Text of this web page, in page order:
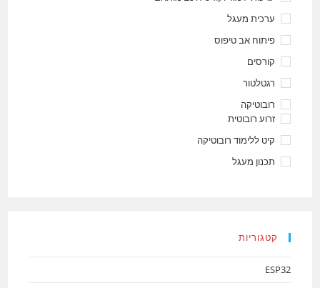
ערכית מעגל
פיתוח אב טיפוס
קורסים
רגטלטור
רובוטיקה
זרוע רובוטית
קיט ללימוד רובוטיקה
תכנון מעגל
קטגוריות
ESP32